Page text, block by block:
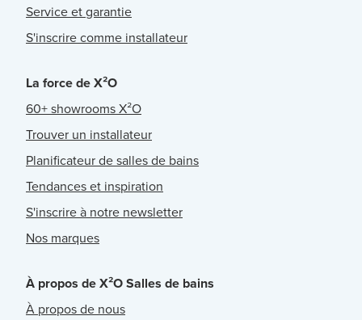
Service et garantie
S'inscrire comme installateur
La force de X²O
60+ showrooms X²O
Trouver un installateur
Planificateur de salles de bains
Tendances et inspiration
S'inscrire à notre newsletter
Nos marques
À propos de X²O Salles de bains
À propos de nous